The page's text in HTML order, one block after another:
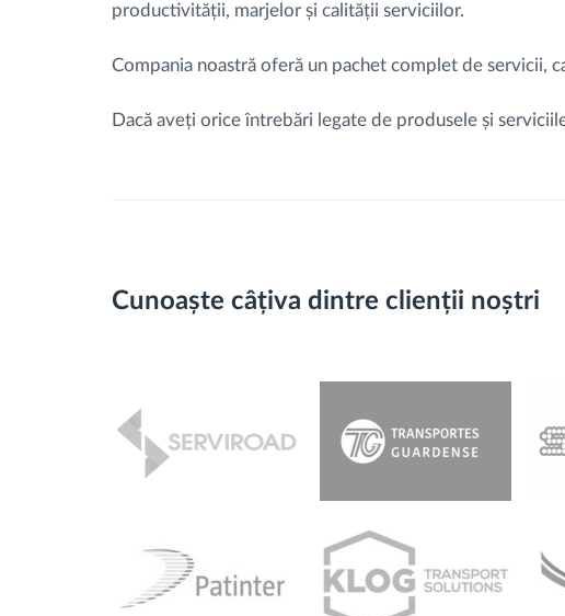
productivității, marjelor și calității serviciilor.
Compania noastră oferă un pachet complet de servicii,
Dacă aveți orice întrebări legate de produsele și
Cunoaște câțiva dintre clienții noștri